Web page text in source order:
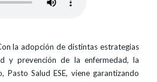
la adopción de distintas estrategias
y prevención de la enfermedad, la
Pasto Salud ESE, viene garantizando